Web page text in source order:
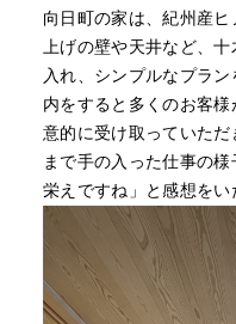
向日町の家は、紀州産
上げの壁や天井など、
入れ、シンプルなプラ
内をすると多くのお客
意的に受け取っていた
まで手の入った仕事の
栄えですね」と感想をい